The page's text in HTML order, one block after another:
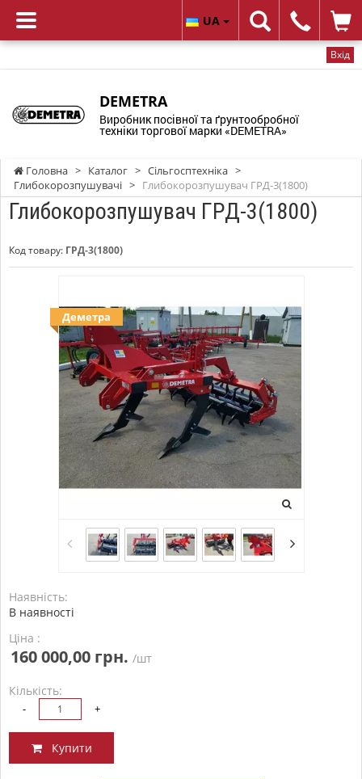
Вхід
DEMETRA
Виробник посівної та ґрунтообробної
техніки торгової марки «DEMETRA»
UA
Головна > Каталог > Сільгосптехніка >
Глибокорозпушувачі > Глибокорозпушувач ГРД-3(1800)
Глибокорозпушувач ГРД-3(1800)
Код товару: ГРД-3(1800)
Деметра
Наявність:
В наявності
Ціна :
160 000,00 грн. /шт
Кількість:
- +
Купити